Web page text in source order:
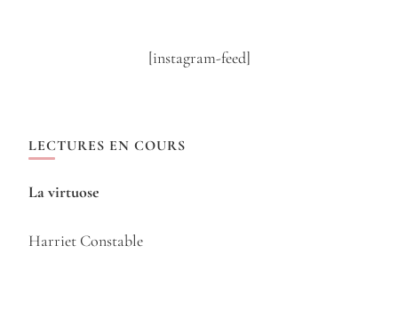
[instagram-feed]
LECTURES EN COURS
La virtuose
Harriet Constable